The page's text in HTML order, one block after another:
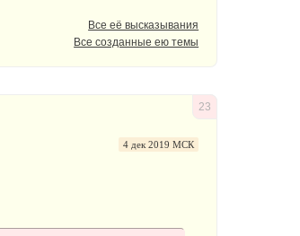
Все её высказывания
Все созданные ею темы
23
4 дек 2019 МСК